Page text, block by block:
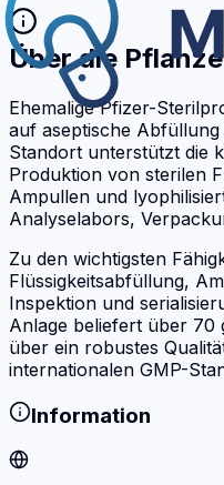
Über die Pflanze
Ehemalige Pfizer-
auf aseptische
Standort unterstützt die
Produktion von sterilen
Ampullen und
Analyselabors,
Zu den wichtigsten
Flüssigkeitsabfüllung,
Inspektion und
Anlage beliefert über
über ein robustes
internationalen GMP-
Information